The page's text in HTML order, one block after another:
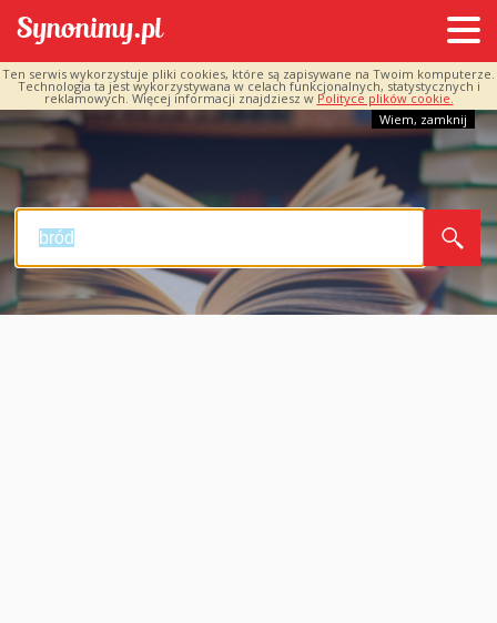
Ten serwis wykorzystuje pliki cookies, które są zapisywane na Twoim komputerze.
Technologia ta jest wykorzystywana w celach funkcjonalnych, statystycznych i
reklamowych. Więcej informacji znajdziesz w Polityce plików cookie.
Wiem, zamknij